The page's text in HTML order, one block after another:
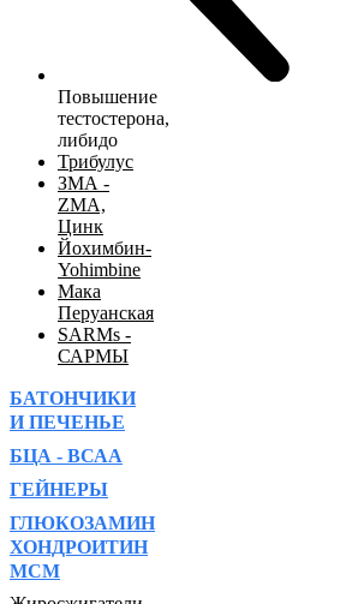
Повышение
тестостерона,
либидо
Трибулус
ЗМА -
ZMA,
Цинк
Йохимбин-
Yohimbine
Мака
Перуанская
SARMs -
САРМЫ
БАТОНЧИКИ
И ПЕЧЕНЬЕ
БЦА - ВСАА
ГЕЙНЕРЫ
ГЛЮКОЗАМИН
ХОНДРОИТИН
МСМ